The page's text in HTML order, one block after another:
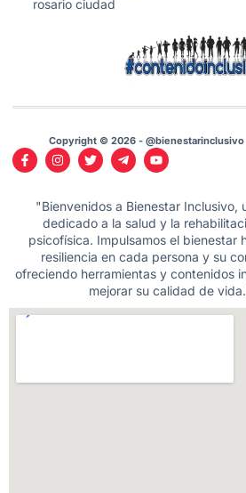
rosario ciudad
Copyright © 2026 -
"Bienvenidos a Bienestar Inclusivo,
dedicado a la salud y la
psicofísica. Impulsamos el bienestar
resiliencia en cada persona y su
ofreciendo herramientas y contenidos
mejorar su calidad de